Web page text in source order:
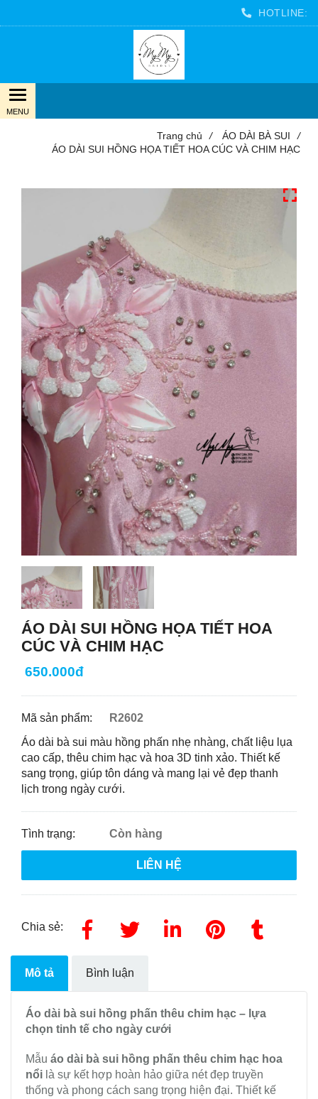
HOTLINE:
Trang chủ / ÁO DÀI BÀ SUI
/
ÁO DÀI SUI HỒNG HỌA TIẾT HOA CÚC VÀ CHIM HẠC
ÁO DÀI SUI HỒNG HỌA TIẾT HOA
CÚC VÀ CHIM HẠC
650.000đ
Mã sản phẩm:
R2602
Áo dài bà sui màu hồng phấn nhẹ nhàng, chất liệu lụa
cao cấp, thêu chim hạc và hoa 3D tinh xảo. Thiết kế
sang trọng, giúp tôn dáng và mang lại vẻ đẹp thanh
lịch trong ngày cưới.
Tình trạng: Còn hàng
LIÊN HỆ
Chia sẻ:
Mô tả Bình luận
Áo dài bà sui hồng phấn thêu chim hạc – lựa
chọn tinh tế cho ngày cưới
Mẫu áo dài bà sui hồng phấn thêu chim hạc hoa
nổi là sự kết hợp hoàn hảo giữa nét đẹp truyền
thống và phong cách sang trọng hiện đại. Thiết kế